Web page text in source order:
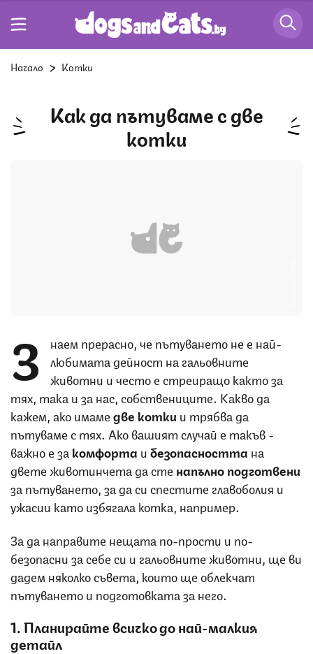
Начало Котки
Как да пътуваме с две
котки
З
наем прерасно, че пътуването не е най-
любимата дейност на гальовните
животни и често е стреиращо както за
тях, така и за нас, собствениците. Какво да
кажем, ако имамедве котки и трябва да
пътуваме с тях. Ако вашият случай е такъв -
важно е за комфорта ибезопасността на
двете животинчета да сте напълно подготвени
за пътуването, за да си спестите главоболия и
ужасии като избягала котка, например.
За да направите нещата по-прости и по-
безопасни за себе си и гальовните животни, ще ви
дадем няколко съвета, които ще облекчат
пътуването и подготовката за него.
1. Планирайте всичко до най-малкия
детайл